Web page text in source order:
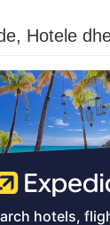
Hotele